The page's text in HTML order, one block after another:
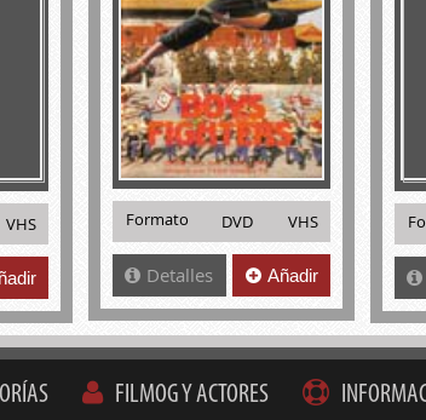
VHS Formato DVD VHS
Detalles Añadir
FILMOG Y ACTORES